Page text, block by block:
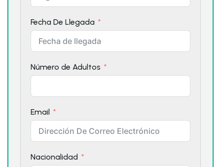
Fecha De Llegada
Número de Adultos
Email
Nacionalidad